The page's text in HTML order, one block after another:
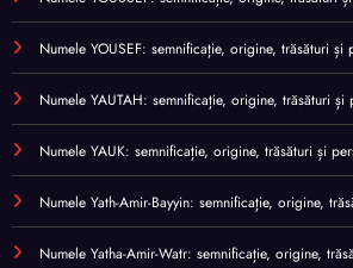
Numele YOUSEF: semnificație, origine, trăsături și
Numele YAUTAH: semnificație, origine, trăsături și
Numele YAUK: semnificație, origine, trăsături și
Numele Yath-Amir-Bayyin: semnificație, origine,
Numele Yatha-Amir-Watr: semnificație, origine,